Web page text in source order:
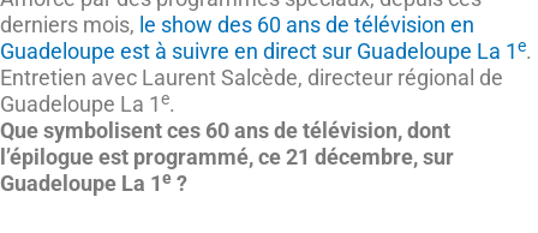
derniers mois, le show des 60 ans de télévision en
Guadeloupe est à suivre en direct sur Guadeloupe La 1e.
Entretien avec Laurent Salcède, directeur régional de
Guadeloupe La 1e.
Que symbolisent ces 60 ans de télévision, dont
l’épilogue est programmé, ce 21 décembre, sur
Guadeloupe La 1e ?